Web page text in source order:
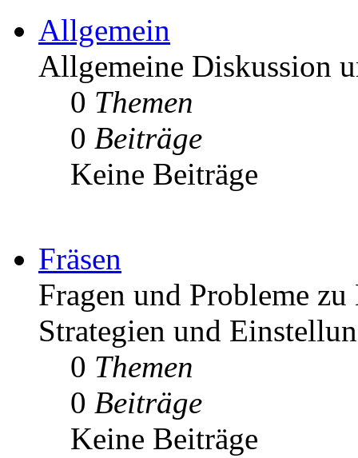
Allgemein
Allgemeine Diskussion
0 Themen
0 Beiträge
Keine Beiträge
Fräsen
Fragen und Probleme
Strategien und
0 Themen
0 Beiträge
Keine Beiträge